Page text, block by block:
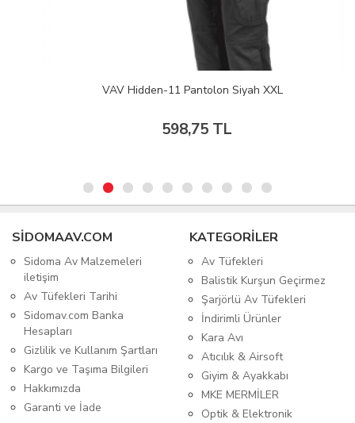
VAV Hidden-11 Pantolon Siyah XXL
598,75 TL
SIDOMAAV.COM
Sidoma Av Malzemeleri
iletişim
Av Tüfekleri Tarihi
Sidomav.com Banka
Hesapları
Gizlilik ve Kullanım Şartları
Kargo ve Taşıma Bilgileri
Hakkımızda
Garanti ve İade
KATEGORİLER
Av Tüfekleri
Balistik Kurşun Geçirmez
Şarjörlü Av Tüfekleri
İndirimli Ürünler
Kara Avı
Atıcılık & Airsoft
Giyim & Ayakkabı
MKE MERMİLER
Optik & Elektronik